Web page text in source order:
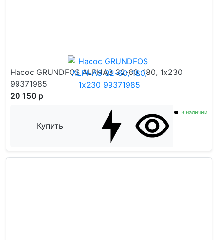
Насос GRUNDFOS ALPHA3 32-60, 180, 1х230
99371985
20 150 р
Купить
В наличии